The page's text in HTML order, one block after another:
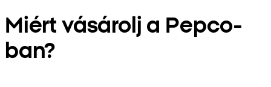
Miért vásárolj a Pepco-
ban?